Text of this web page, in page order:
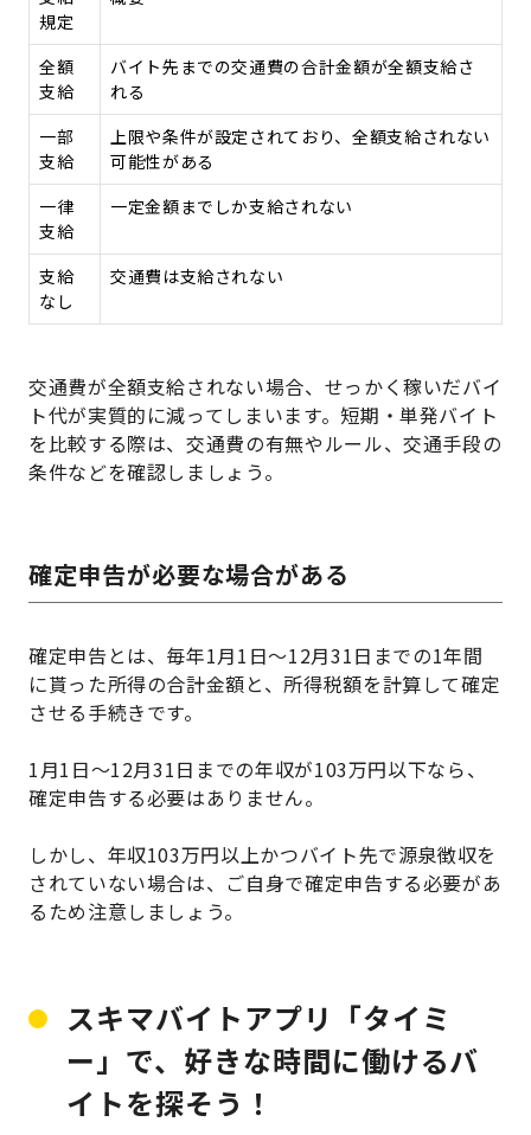
規定
全額
支給
バイト先までの交通費の合計金額が全額支給さ
れる
一部
支給
上限や条件が設定されており、全額支給されない
可能性がある
一律
支給
一定金額までしか支給されない
支給
なし
交通費は支給されない
交通費が全額支給されない場合、せっかく稼いだバイ
ト代が実質的に減ってしまいます。短期・単発バイト
を比較する際は、交通費の有無やルール、交通手段の
条件などを確認しましょう。
確定申告が必要な場合がある
確定申告とは、毎年1月1日～12月31日までの1年間
に貰った所得の合計金額と、所得税額を計算して確定
させる手続きです。
1月1日～12月31日までの年収が103万円以下なら、
確定申告する必要はありません。
しかし、年収103万円以上かつバイト先で源泉徴収を
されていない場合は、ご自身で確定申告する必要があ
るため注意しましょう。
スキマバイトアプリ「タイミ
ー」で、好きな時間に働けるバ
イトを探そう！